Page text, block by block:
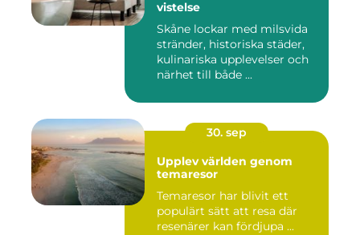
vistelse
Skåne lockar med milsvida
stränder, historiska städer,
kulinariska upplevelser och
närhet till både ...
30. sep
Upplev världen genom
temaresor
Temaresor har blivit ett
populärt sätt att resa där
resenärer kan fördjupa ...